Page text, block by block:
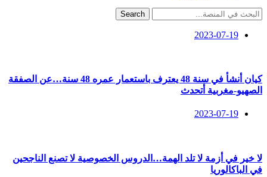
Search
2023-07-19
كيان أنشأ في سنة 48 يعترف باستعمار عمره 48 سنة…عن الصفقة
الصهيو-مغربية أتحدث
2023-07-19
لا خير في أزمة لا تلد الهمة…الدروس الخصوصية لا تصنع الناجحين
في الباكالوريا